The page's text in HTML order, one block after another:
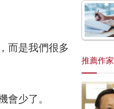
而是我們很多
少了。
推薦作家